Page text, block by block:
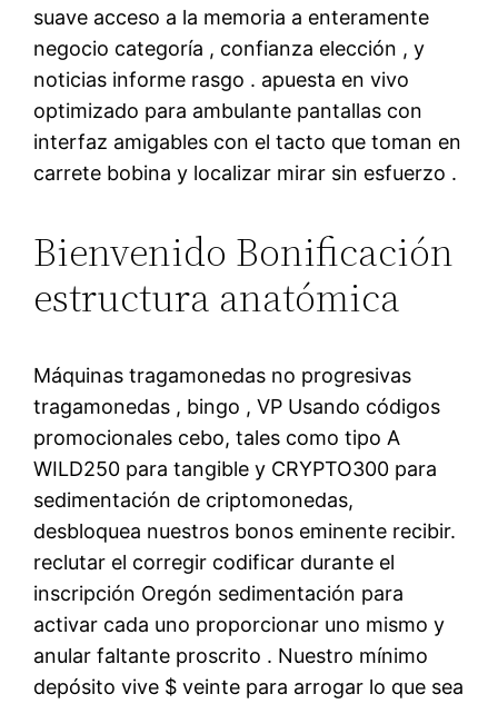
suave acceso a la memoria a enteramente
negocio categoría , confianza elección , y
noticias informe rasgo . apuesta en vivo
optimizado para ambulante pantallas con
interfaz amigables con el tacto que toman en
carrete bobina y localizar mirar sin esfuerzo .
Bienvenido Bonificación
estructura anatómica
Máquinas tragamonedas no progresivas
tragamonedas , bingo , VP Usando códigos
promocionales cebo, tales como tipo A
WILD250 para tangible y CRYPTO300 para
sedimentación de criptomonedas,
desbloquea nuestros bonos eminente recibir.
reclutar el corregir codificar durante el
inscripción Oregón sedimentación para
activar cada uno proporcionar uno mismo y
anular faltante proscrito . Nuestro mínimo
depósito vive $ veinte para arrogar lo que sea